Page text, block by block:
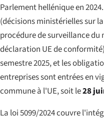
Parlement hellénique en
(décisions ministérielles sur
procédure de surveillance du
déclaration UE de
semestre 2025, et les
entreprises sont entrées en
commune à l'UE, soit le28
La loi 5099/2024 couvre